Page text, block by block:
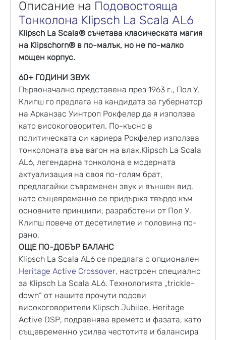
Описание на Подовостояща
Тонколона Klipsch La Scala AL6
Klipsch La Scala® съчетава класическата магия
на Klipschorn® в по-малък, но не по-малко
мощен корпус.
60+ ГОДИНИ ЗВУК
Първоначално представена през 1963 г., Пол У.
Клипш го предлага на кандидата за губернатор
на Арканзас Уинтроп Рокфелер да я използва
като високоговорител. По-късно в
политическата си кариера Рокфелер използва
тонколоната във вагон на влак.Klipsch La Scala
AL6, легендарна тонколона е модерната
актуализация на своя по-голям брат,
предлагайки съвременен звук и външен вид,
като същевременно се придържа твърдо към
основните принципи, разработени от Пол У.
Клипш повече от десетилетие и половина по-
рано.
ОЩЕ ПО-ДОБЪР БАЛАНС
Klipsch La Scala AL6 се предлага с опционален
Heritage Active Crossover, настроен специално
за Klipsch La Scala AL6. Технологията „trickle-
down“ от нашите прочути подови
високоговорители Klipsch Jubilee, Heritage
Active DSP, подравнява времето и фазата, като
същевременно усилва честотите и балансира